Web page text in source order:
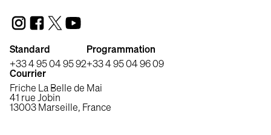
Standard
+33 4 95 04 95 92
Programmation
+33 4 95 04 96 09
Courrier
Friche La Belle de Mai
41 rue Jobin
13003 Marseille, France